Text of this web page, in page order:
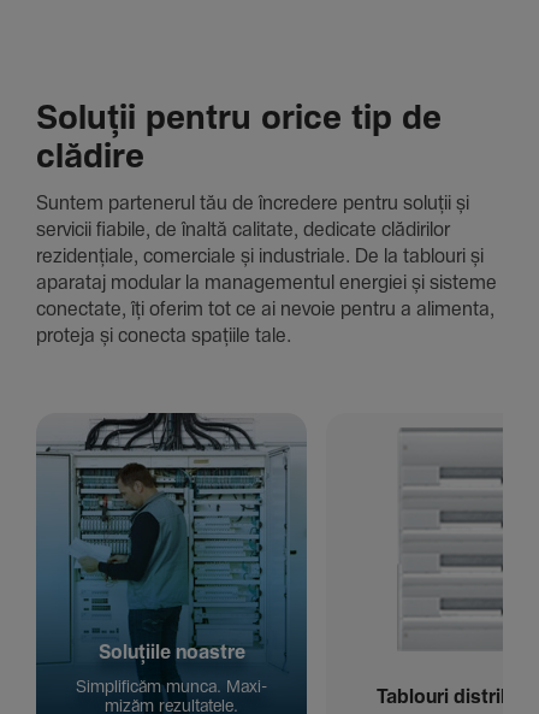
Soluții pentru orice tip de
clădire
Suntem parte­nerul tău de încre­dere pentru soluții și
servicii fiabile, de înaltă cali­tate, dedi­cate clădi­rilor
rezi­den­țiale, comer­ciale și indus­triale. De la tablouri și
aparataj modular la managementul energiei și sisteme
conec­tate, îți oferim tot ce ai nevoie pentru a alimenta,
proteja și conecta spațiile tale.
Solu­țiile noastre
Simpli­ficăm munca. Maxi­
mizăm rezul­ta­tele.
Tablouri